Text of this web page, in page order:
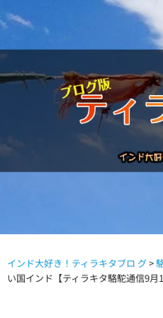
駱駝通信バックナンバー
インド大好き！ティラキタブロ グ>
い国インド【ティラキタ駱駝通信9月